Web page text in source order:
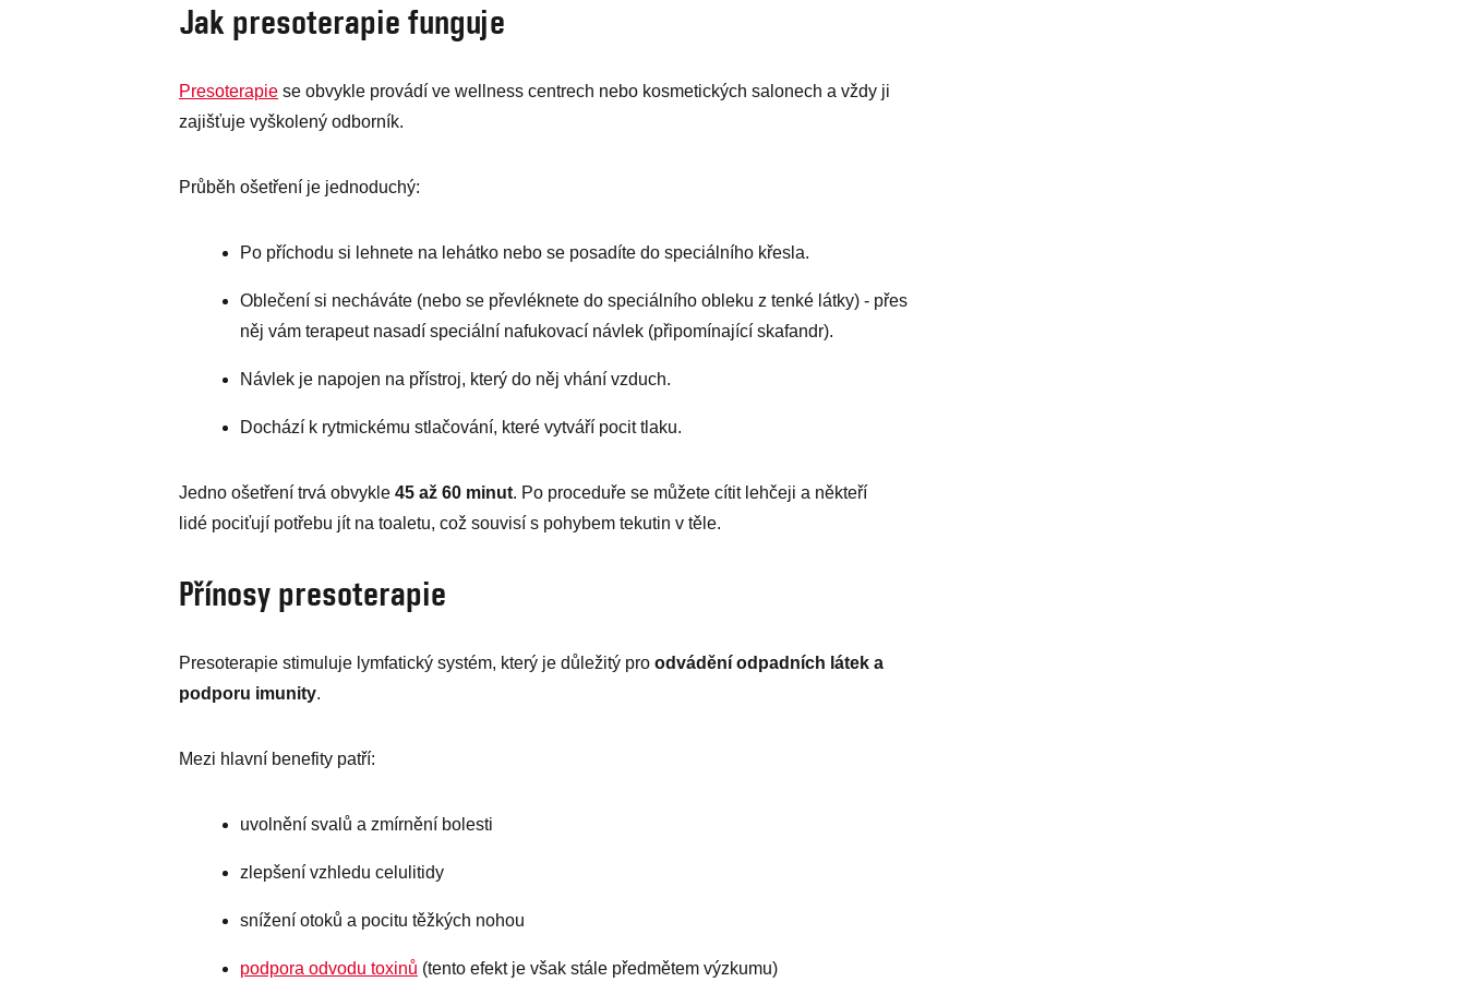
Jak presoterapie funguje
Presoterapie se obvykle provádí ve wellness centrech nebo kosmetických salonech a vždy ji
zajišťuje vyškolený odborník.
Průběh ošetření je jednoduchý:
Po příchodu si lehnete na lehátko nebo se posadíte do speciálního křesla.
Oblečení si necháváte (nebo se převléknete do speciálního obleku z tenké látky) - přes
něj vám terapeut nasadí speciální nafukovací návlek (připomínající skafandr).
Návlek je napojen na přístroj, který do něj vhání vzduch.
Dochází k rytmickému stlačování, které vytváří pocit tlaku.
Jedno ošetření trvá obvykle 45 až 60 minut. Po proceduře se můžete cítit lehčeji a někteří
lidé pociťují potřebu jít na toaletu, což souvisí s pohybem tekutin v těle.
Přínosy presoterapie
Presoterapie stimuluje lymfatický systém, který je důležitý pro odvádění odpadních látek a
podporu imunity.
Mezi hlavní benefity patří:
uvolnění svalů a zmírnění bolesti
zlepšení vzhledu celulitidy
snížení otoků a pocitu těžkých nohou
podpora odvodu toxinů (tento efekt je však stále předmětem výzkumu)